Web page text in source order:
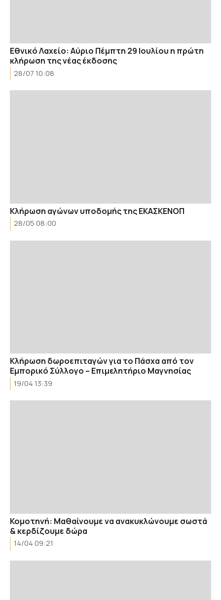
Εθνικό Λαχείο: Αύριο Πέμπτη 29 Ιουλίου η πρώτη
κλήρωση της νέας έκδοσης
28/07 10:08
Κλήρωση αγώνων υποδομής της ΕΚΑΣΚΕΝΟΠ
28/05 08:00
Κλήρωση δωροεπιταγών για τo Πάσχα από τον
Εμπορικό Σύλλογο – Επιμελητήριο Μαγνησίας
19/04 13:39
Κομοτηνή: Μαθαίνουμε να ανακυκλώνουμε σωστά
& κερδίζουμε δώρα
14/04 09:21